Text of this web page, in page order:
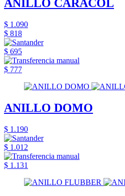
ANILLO CARACOL
$ 1.090
$ 818
$ 695
$ 777
ANILLO DOMO
$ 1.190
$ 1.012
$ 1.131